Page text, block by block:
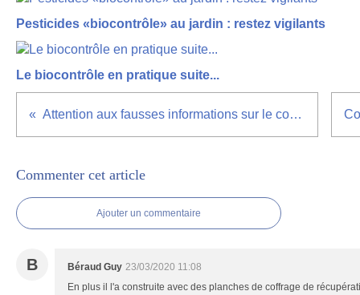
Pesticides «biocontrôle» au jardin : restez vigilants
Le biocontrôle en pratique suite...
Attention aux fausses informations sur le coronavirus
Commenter cet article
Ajouter un commentaire
B Béraud Guy 23/03/2020 11:08
En plus il l'a construite avec des planches de coffrage de